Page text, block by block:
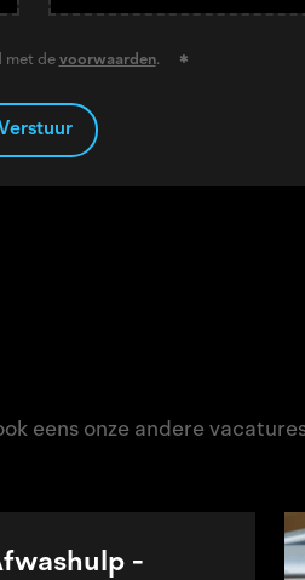
met de voorwaarden.
Verstuur
eens onze andere
-